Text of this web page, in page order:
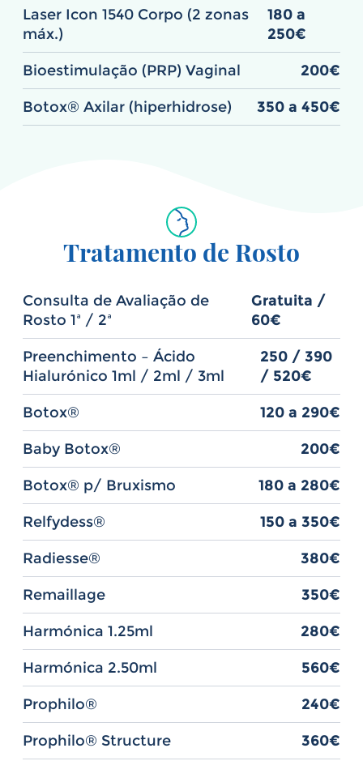
Laser Icon 1540 Corpo (2 zonas
máx.)
180 a
250€
Bioestimulação (PRP) Vaginal 200€
Botox® Axilar (hiperhidrose) 350 a 450€
Tratamento de Rosto
Consulta de Avaliação de
Rosto 1ª / 2ª
Gratuita /
60€
Preenchimento – Ácido
Hialurónico 1ml / 2ml / 3ml
250 / 390
/ 520€
Botox® 120 a 290€
Baby Botox® 200€
Botox® p/ Bruxismo 180 a 280€
Relfydess® 150 a 350€
Radiesse® 380€
Remaillage 350€
Harmónica 1.25ml 280€
Harmónica 2.50ml 560€
Prophilo® 240€
Prophilo® Structure 360€